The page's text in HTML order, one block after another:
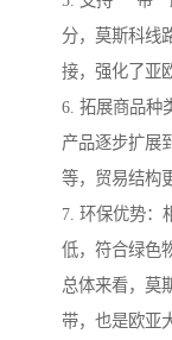
分，莫斯科线
接，强化了亚
6. 拓展商品种
产品逐步扩展
等，贸易结构
7. 环保优势：
低，符合绿色
总体来看，莫
带，也是欧亚